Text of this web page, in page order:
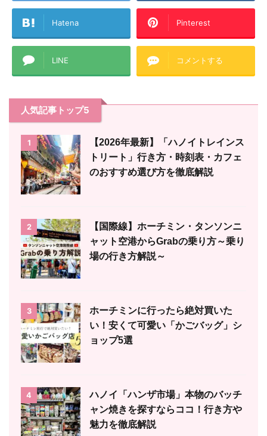
Hatena Pinterest
LINE コメントする
人気記事トップ5
1
【2026年最新】「ハノイトレインス
トリート」行き方・時刻表・カフェ
のおすすめ選び方を徹底解説
2
【国際線】ホーチミン・タンソンニ
ャット空港からGrabの乗り方～乗り
場の行き方解説～
3
ホーチミンに行ったら絶対買いた
い！安くて可愛い「かごバッグ」シ
ョップ5選
4
ハノイ「ハンザ市場」本物のバッチ
ャン焼きを探すならココ！行き方や
魅力を徹底解説